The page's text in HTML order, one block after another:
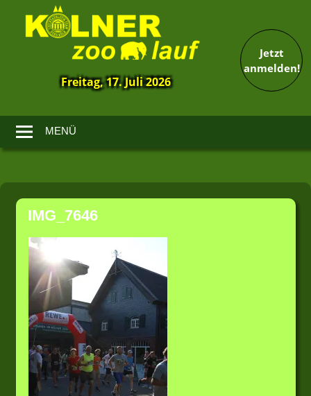
Zoolauf
Freitag, 17. Juli 2026
Jetzt
anmelden!
MENÜ
Zum
Inhalt
springenIMG_7646